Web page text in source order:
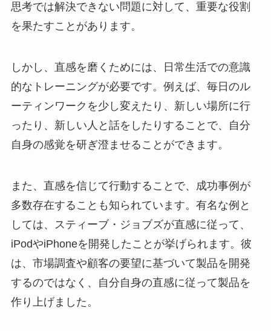
思考では解決できない問題に対して、重要な役割
を果たすことがあります。
しかし、直感を磨くためには、日常生活での意識
的なトレーニングが必要です。例えば、毎日のル
ーティンワークを少し変えたり、新しい場所に行
ったり、新しい人と話をしたりすることで、自分
自身の感覚を研ぎ澄ませることができます。
また、直感を信じて行動することで、成功事例が
多数存在することも知られています。有名な例と
しては、スティーブ・ジョブズが直感に従って、
iPodやiPhoneを開発したことが挙げられます。彼
は、市場調査や顧客の要望に基づいて製品を開発
するのではなく、自分自身の直感に従って製品を
作り上げました。